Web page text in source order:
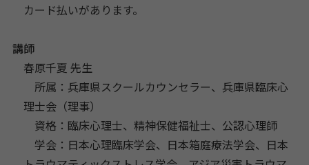
カード払いがあります。
講師
春原千夏 先生
所属：兵庫県スクールカウンセラー、兵庫県臨床心
理士会（理事）
資格：臨床心理士、精神保健福祉士、公認心理師
学会：日本心理臨床学会、日本箱庭療法学会、日本